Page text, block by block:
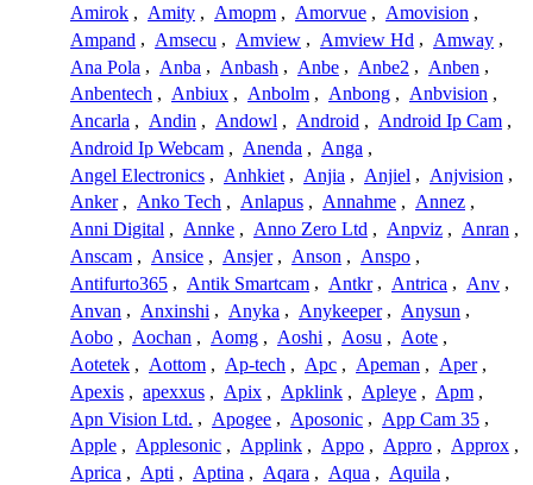
Amirok , Amity , Amopm , Amorvue , Amovision ,
Ampand , Amsecu , Amview , Amview Hd , Amway ,
Ana Pola , Anba , Anbash , Anbe , Anbe2 , Anben ,
Anbentech , Anbiux , Anbolm , Anbong , Anbvision ,
Ancarla , Andin , Andowl , Android , Android Ip Cam ,
Android Ip Webcam , Anenda , Anga ,
Angel Electronics , Anhkiet , Anjia , Anjiel , Anjvision ,
Anker , Anko Tech , Anlapus , Annahme , Annez ,
Anni Digital , Annke , Anno Zero Ltd , Anpviz , Anran ,
Anscam , Ansice , Ansjer , Anson , Anspo ,
Antifurto365 , Antik Smartcam , Antkr , Antrica , Anv ,
Anvan , Anxinshi , Anyka , Anykeeper , Anysun ,
Aobo , Aochan , Aomg , Aoshi , Aosu , Aote ,
Aotetek , Aottom , Ap-tech , Apc , Apeman , Aper ,
Apexis , apexxus , Apix , Apklink , Apleye , Apm ,
Apn Vision Ltd. , Apogee , Aposonic , App Cam 35 ,
Apple , Applesonic , Applink , Appo , Appro , Approx ,
Aprica , Apti , Aptina , Aqara , Aqua , Aquila ,